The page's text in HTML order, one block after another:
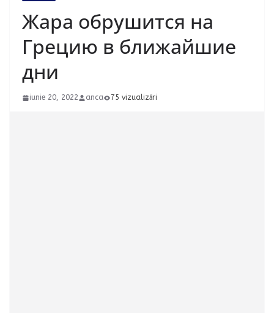
Жара обрушится на
Грецию в ближайшие
дни
iunie 20, 2022 anca 75 vizualizări